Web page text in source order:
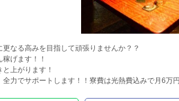
なる高みを目指して頑張りませんか？？
げます！！
上がります！
力でサポートします！！寮費は光熱費込みで月6万